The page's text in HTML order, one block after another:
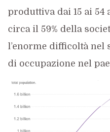
produttiva dai 15 ai
circa il 59% della
l’enorme difficoltà nel
di occupazione nel